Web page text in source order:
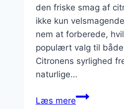
den friske smag af
ikke kun
nem at forberede,
populært valg til
Citronens syrlighed
naturlige…
Læs mereKyllingelår